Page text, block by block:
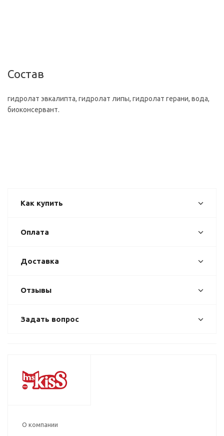
Состав
гидролат эвкалипта, гидролат липы, гидролат герани, вода,
биоконсервант.
Как купить
Оплата
Доставка
Отзывы
Задать вопрос
О компании